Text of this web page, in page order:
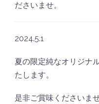
ださいませ。
2024.5.1
夏の限定純なオリジナ
たします。
是非ご賞味くださいませ